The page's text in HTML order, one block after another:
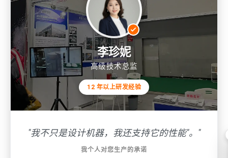
李珍妮
高级技术总监
12 年以上研发经验
"我不只是设计机器，我还支持它的性能"。"
我个人对您生产的承诺